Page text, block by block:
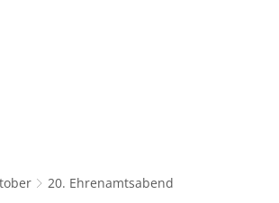
20. Ehrenamtsabend